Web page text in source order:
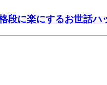
段に楽にするお世話ハ